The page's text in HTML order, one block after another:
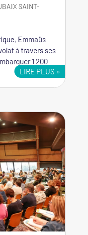
SAINT-
Emmaüs
à travers ses
1 200
LIRE PLUS